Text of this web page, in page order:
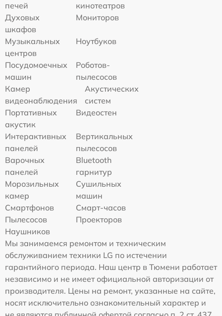
печей
кинотеатров
Духовых
шкафов
Мониторов
Музыкальных
центров
Ноутбуков
Посудомоечных
машин
Роботов-
пылесосов
Камер
видеонаблюдения
Акустических
систем
Портативных
акустик
Видеостен
Интерактивных
панелей
Вертикальных
пылесосов
Варочных
панелей
Bluetooth
гарнитур
Морозильных
камер
Сушильных
машин
Смартфонов
Смарт-часов
Пылесосов
Проекторов
Наушников
Мы занимаемся ремонтом и техническим
обслуживанием техники LG по истечении
гарантийного периода. Наш центр в Тюмени работает
независимо и не имеет официальной авторизации от
производителя. Цены на ремонт, указанные на сайте,
носят исключительно ознакомительный характер и